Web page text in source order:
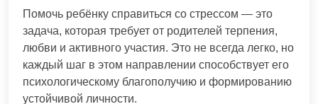
Помочь ребёнку справиться со стрессом — это
задача, которая требует от родителей терпения,
любви и активного участия. Это не всегда легко, но
каждый шаг в этом направлении способствует его
психологическому благополучию и формированию
устойчивой личности.